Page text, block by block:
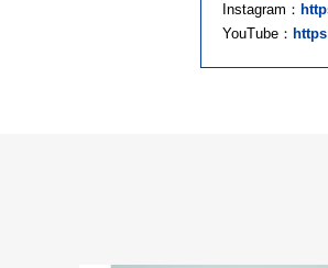
Instagram：
YouTube：